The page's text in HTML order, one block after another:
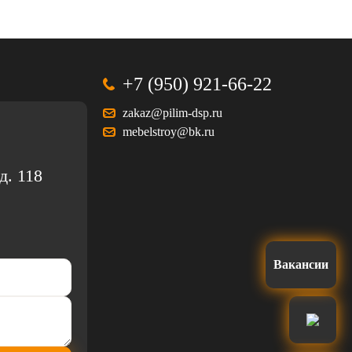
118
+7 (950) 921-66-22
zakaz@pilim-dsp.ru
mebelstroy@bk.ru
Вакансии